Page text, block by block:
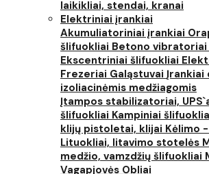
laikikliai, stendai, kranai
Elektriniai įrankiai
Akumuliatoriniai įrankiai
šlifuokliai Betono vibratoriai
Ekscentriniai šlifuokliai
Frezeriai Galąstuvai Įrankiai
izoliacinėmis medžiagomis
Įtampos stabilizatoriai,
šlifuokliai Kampiniai
klijų pistoletai, klijai Kėlimo
Lituokliai, litavimo stotelės
medžio, vamzdžių šlifuokliai
Vagapjovės Obliai